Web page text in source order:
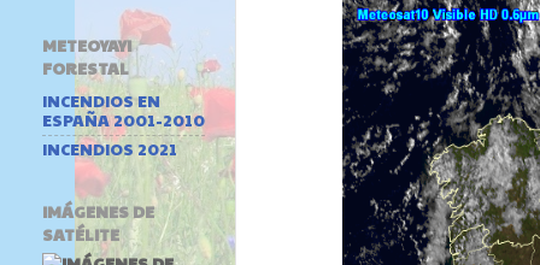
METEOYAYI
FORESTAL
INCENDIOS EN
ESPAÑA 2001-2010
INCENDIOS 2021
IMÁGENES DE
SATÉLITE